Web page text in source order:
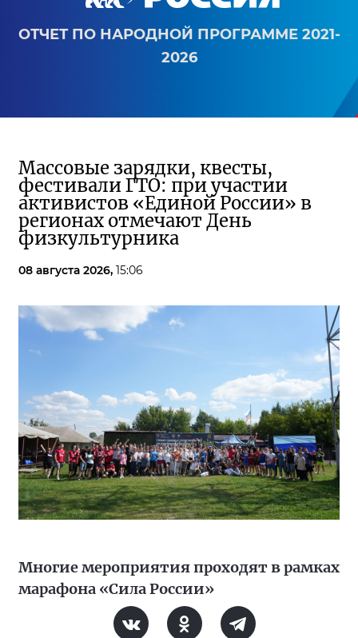
ОТЧЕТ ПО НАРОДНОЙ ПРОГРАММЕ 2021-
2026
Массовые зарядки, квесты,
фестивали ГТО: при участии
активистов «Единой России» в
регионах отмечают День
физкультурника
08 августа 2026, 15:06
Многие мероприятия проходят в рамках
марафона «Сила России»